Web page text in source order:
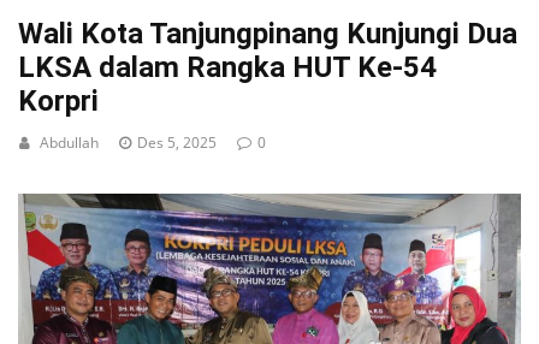
Wali Kota Tanjungpinang Kunjungi Dua
LKSA dalam Rangka HUT Ke-54
Korpri
Abdullah Des 5, 2025 0